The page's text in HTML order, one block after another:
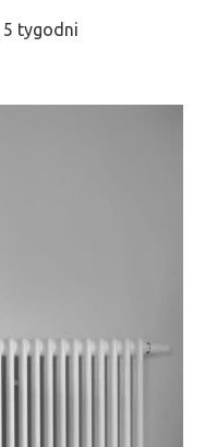
5 tygodni